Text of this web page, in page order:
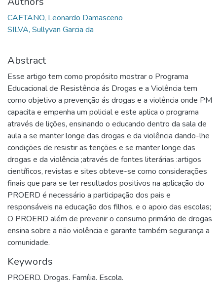
CAETANO, Leonardo Damasceno
SILVA, Sullyvan Garcia da
Abstract
Esse artigo tem como propósito mostrar o Programa
Educacional de Resistência ás Drogas e a Violência tem
como objetivo a prevenção ás drogas e a violência onde PM
capacita e empenha um policial e este aplica o programa
através de lições, ensinando o educando dentro da sala de
aula a se manter longe das drogas e da violência dando-lhe
condições de resistir as tenções e se manter longe das
drogas e da violência ;através de fontes literárias :artigos
científicos, revistas e sites obteve-se como considerações
finais que para se ter resultados positivos na aplicação do
PROERD é necessário a participação dos pais e
responsáveis na educação dos filhos, e o apoio das escolas;
O PROERD além de prevenir o consumo primário de drogas
ensina sobre a não violência e garante também segurança a
comunidade.
Keywords
PROERD. Drogas. Família. Escola.